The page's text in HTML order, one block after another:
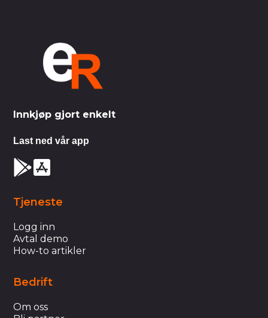
Innkjøp gjort enkelt
Last ned vår app
Tjeneste
Logg inn
Avtal demo
How-to artikler
Bedrift
Om oss